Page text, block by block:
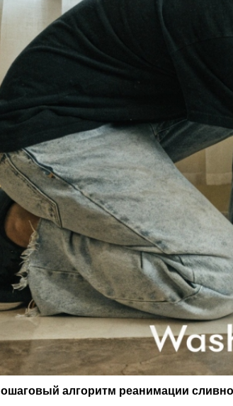
Пошаговый алгоритм реанимации